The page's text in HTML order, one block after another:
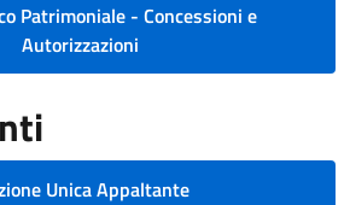
Patrimoniale - Concessioni e
Autorizzazioni
Unica Appaltante